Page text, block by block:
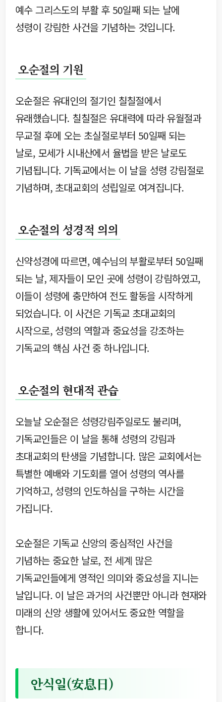
예수 그리스도의 부활 후 50일째 되는 날에
성령이 강림한 사건을 기념하는 것입니다.
오순절의 기원
오순절은 유대인의 절기인 칠칠절에서
유래했습니다. 칠칠절은 유대력에 따라 유월절과
무교절 후에 오는 초실절로부터 50일째 되는
날로, 모세가 시내산에서 율법을 받은 날로도
기념됩니다. 기독교에서는 이 날을 성령 강림절로
기념하며, 초대교회의 성립일로 여겨집니다.
오순절의 성경적 의의
신약성경에 따르면, 예수님의 부활로부터 50일째
되는 날, 제자들이 모인 곳에 성령이 강림하였고,
이들이 성령에 충만하여 전도 활동을 시작하게
되었습니다. 이 사건은 기독교 초대교회의
시작으로, 성령의 역할과 중요성을 강조하는
기독교의 핵심 사건 중 하나입니다.
오순절의 현대적 관습
오늘날 오순절은 성령강림주일로도 불리며,
기독교인들은 이 날을 통해 성령의 강림과
초대교회의 탄생을 기념합니다. 많은 교회에서는
특별한 예배와 기도회를 열어 성령의 역사를
기억하고, 성령의 인도하심을 구하는 시간을
가집니다.
오순절은 기독교 신앙의 중심적인 사건을
기념하는 중요한 날로, 전 세계 많은
기독교인들에게 영적인 의미와 중요성을 지니는
날입니다. 이 날은 과거의 사건뿐만 아니라 현재와
미래의 신앙 생활에 있어서도 중요한 역할을
합니다.
안식일(安息日)